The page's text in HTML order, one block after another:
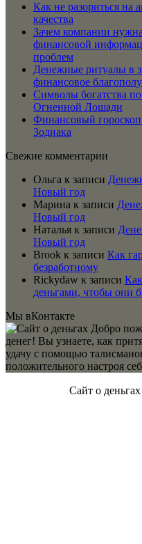
Как не разориться на
качества
Зачем компании
финансовой
проблем
Денежные ритуалы в
финансовое
Символы богатства
Огненной Лошади
Финансовый гороскоп
Зодиака
Свежие комментарии
Ольга к записи
Новый год
Марина к записи
Новый год
Наталья к записи
Новый год
Brook к записи Как
безработному
Rickydaw к записи
деньгами, чтобы они
Мы вКонтакте
Добро
денег! Вы узнаете, как
удачу с помощью
положительного настроя
Сайт о